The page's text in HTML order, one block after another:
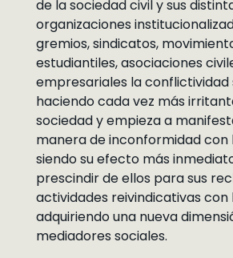
de la sociedad civil y sus
organizaciones
gremios, sindicatos,
estudiantiles, asociaciones
empresariales la conflictividad
haciendo cada vez más
sociedad y empieza a
manera de inconformidad con
siendo su efecto más
prescindir de ellos para sus
actividades reivindicativas con
adquiriendo una nueva
mediadores sociales.